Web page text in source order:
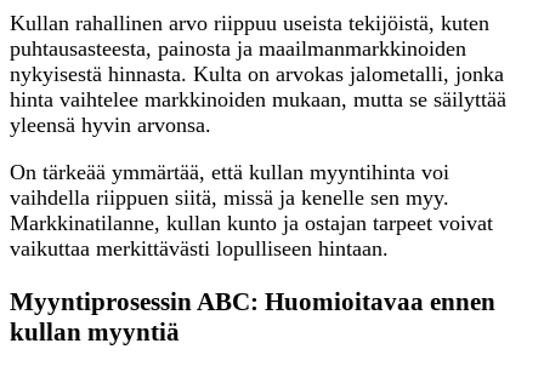
Kullan rahallinen arvo riippuu useista tekijöistä, kuten
puhtausasteesta, painosta ja maailmanmarkkinoiden
nykyisestä hinnasta. Kulta on arvokas jalometalli, jonka
hinta vaihtelee markkinoiden mukaan, mutta se säilyttää
yleensä hyvin arvonsa.
On tärkeää ymmärtää, että kullan myyntihinta voi
vaihdella riippuen siitä, missä ja kenelle sen myy.
Markkinatilanne, kullan kunto ja ostajan tarpeet voivat
vaikuttaa merkittävästi lopulliseen hintaan.
Myyntiprosessin ABC: Huomioitavaa ennen
kullan myyntiä